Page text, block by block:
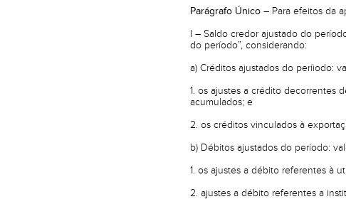
Parágrafo Único –Para efeitos da
I – Saldo credor ajustado do
do período”, considerando:
a) Créditos ajustados do periìodo:
1. os ajustes a crédito decorrentes
acumulados; e
2. os créditos vinculados à
b) Débitos ajustados do período:
1. os ajustes a débito referentes à
2. ajustes a débito referentes a